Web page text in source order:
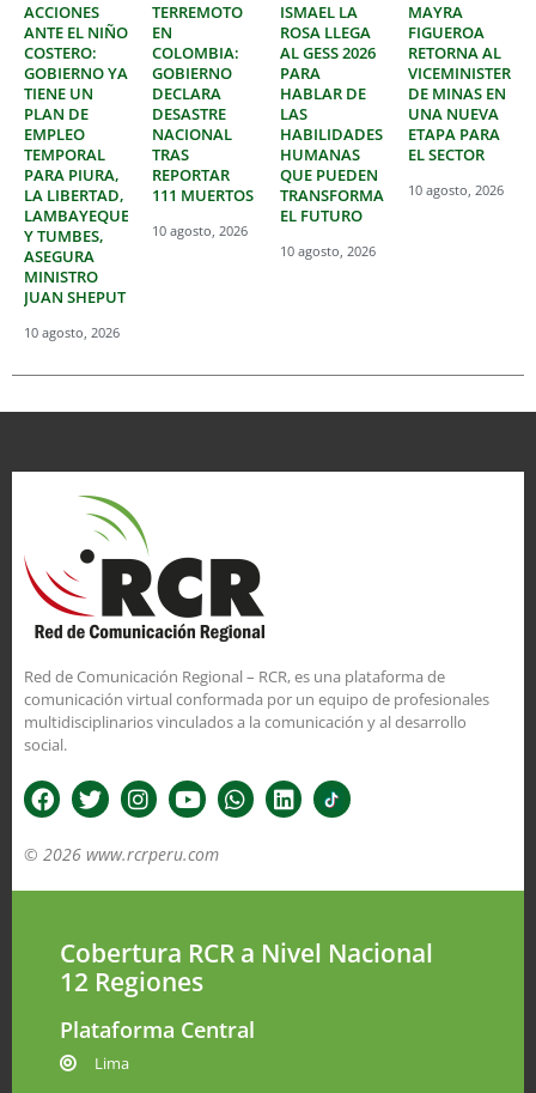
ACCIONES
ANTE EL NIÑO
COSTERO:
GOBIERNO YA
TIENE UN
PLAN DE
EMPLEO
TEMPORAL
PARA PIURA,
LA LIBERTAD,
LAMBAYEQUE
Y TUMBES,
ASEGURA
MINISTRO
JUAN SHEPUT
10 agosto, 2026
TERREMOTO
EN
COLOMBIA:
GOBIERNO
DECLARA
DESASTRE
NACIONAL
TRAS
REPORTAR
111 MUERTOS
10 agosto, 2026
ISMAEL LA
ROSA LLEGA
AL GESS 2026
PARA
HABLAR DE
LAS
HABILIDADES
HUMANAS
QUE PUEDEN
TRANSFORMAR
EL FUTURO
10 agosto, 2026
MAYRA
FIGUEROA
RETORNA AL
VICEMINISTERIO
DE MINAS EN
UNA NUEVA
ETAPA PARA
EL SECTOR
10 agosto, 2026
Red de Comunicación Regional – RCR, es una plataforma de
comunicación virtual conformada por un equipo de profesionales
multidisciplinarios vinculados a la comunicación y al desarrollo
social.
© 2026 www.rcrperu.com
Cobertura RCR a Nivel Nacional
12 Regiones
Plataforma Central
Lima